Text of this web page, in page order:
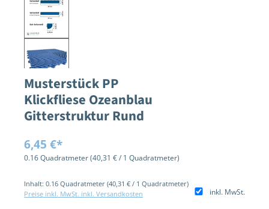
Musterstück PP
Klickfliese Ozeanblau
Gitterstruktur Rund
6,45 €*
0.16 Quadratmeter(40,31 € / 1 Quadratmeter)
Inhalt: 0.16 Quadratmeter (40,31 € / 1 Quadratmeter)
inkl. MwSt.
Preise inkl. MwSt. inkl. Versandkosten